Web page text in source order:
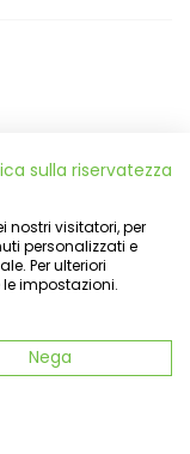
Racconigi -
-
sulla riservatezza
nostri visitatori, per
personalizzati e
Per ulteriori
impostazioni.
Nega